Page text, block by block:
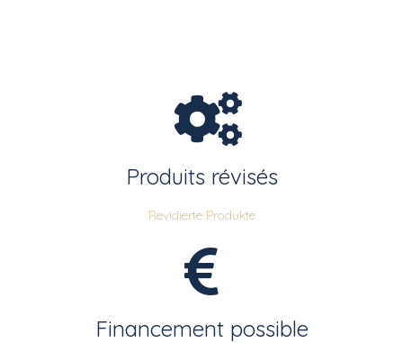
Produits révisés
Revidierte Produkte
Financement possible